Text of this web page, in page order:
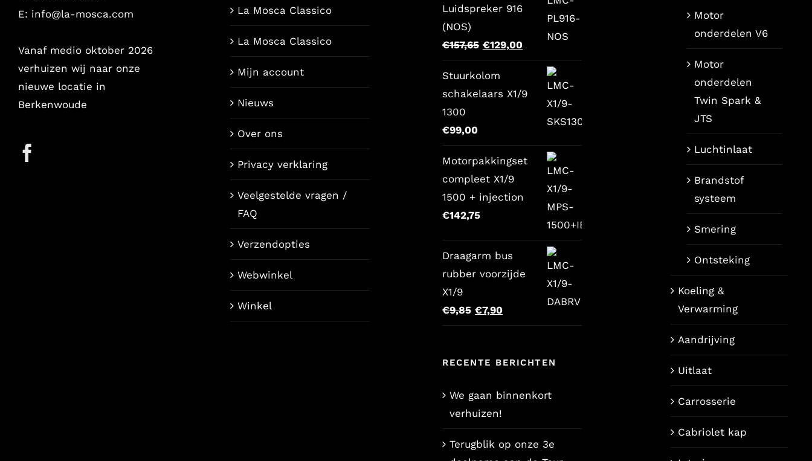
E: info@la-mosca.com
Vanaf medio oktober 2026
verhuizen wij naar onze
nieuwe locatie in
Berkenwoude
La Mosca Classico
La Mosca Classico
Mijn account
Nieuws
Over ons
Privacy verklaring
Veelgestelde vragen /
FAQ
Verzendopties
Webwinkel
Winkel
Luidspreker 916
(NOS)
€157,65 Oorspronkelijke
prijs
was:
€157,65.
€129,00Huidige
prijs
€129,00.
Stuurkolom
schakelaars X1/9
1300
€99,00
Motorpakkingset
compleet X1/9
1500 + injection
€142,75
Draagarm bus
rubber voorzijde
X1/9
€9,85 Oorspronkelijke
prijs
€9,85.
€7,90Huidige
prijs
€7,90.
RECENTE BERICHTEN
We gaan binnenkort
verhuizen!
Terugblik op onze 3e
Motor
onderdelen V6
Motor
onderdelen
Twin Spark &
JTS
Luchtinlaat
Brandstof
systeem
Smering
Ontsteking
Koeling &
Verwarming
Aandrijving
Uitlaat
Carrosserie
Cabriolet kap